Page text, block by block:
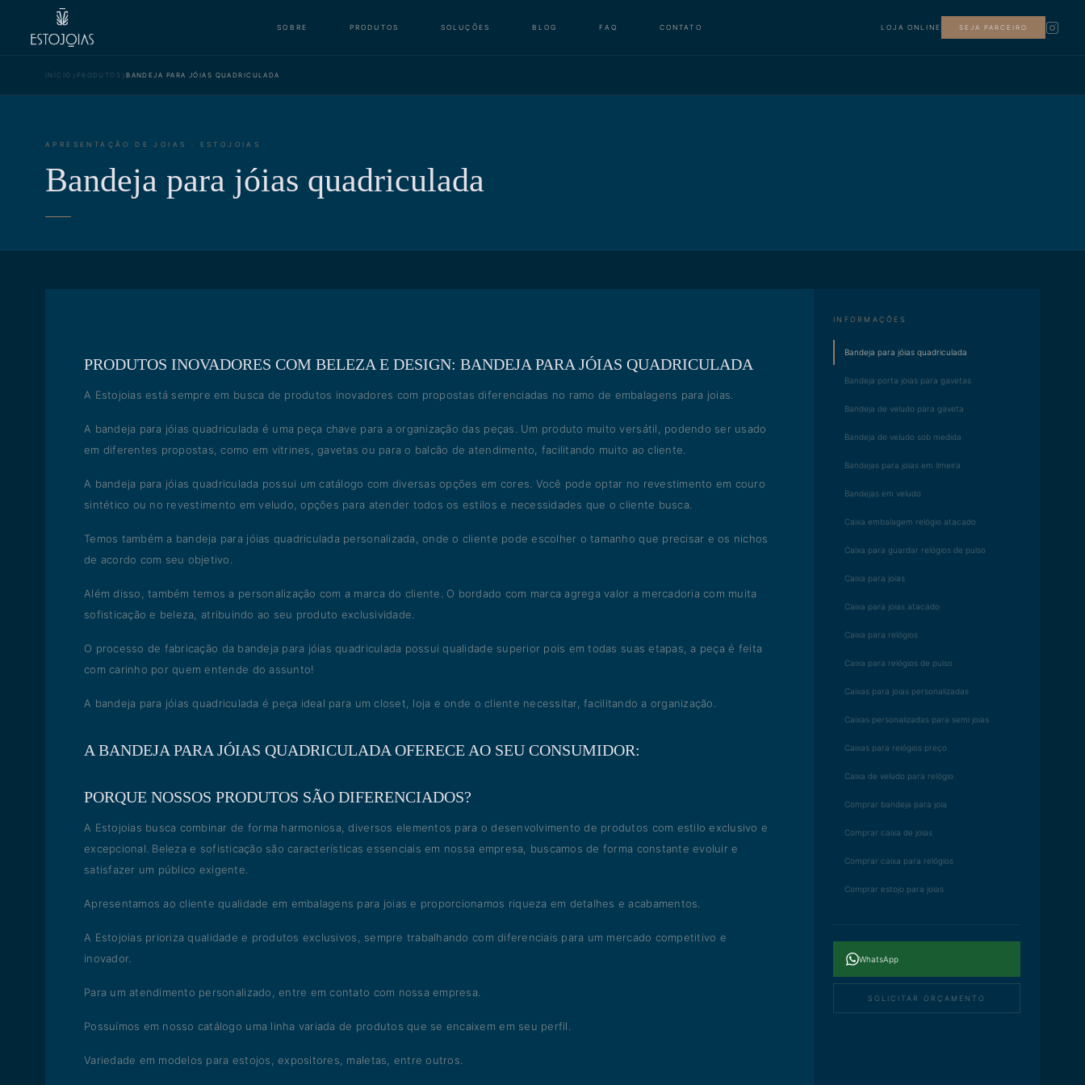
SOBRE PRODUTOS SOLUÇÕES BLOG FAQ CONTATO LOJA ONLINE SEJA PARCEIRO
INÍCIO › PRODUTOS ›BANDEJA PARA JÓIAS QUADRICULADA
APRESENTAÇÃO DE JOIAS · ESTOJOIAS
Bandeja para jóias quadriculada
PRODUTOS INOVADORES COM BELEZA E DESIGN: BANDEJA PARA JÓIAS QUADRICULADA
A Estojoias está sempre em busca de produtos inovadores com propostas diferenciadas no ramo de embalagens para joias.
A bandeja para jóias quadriculada é uma peça chave para a organização das peças. Um produto muito versátil, podendo ser usado
em diferentes propostas, como em vitrines, gavetas ou para o balcão de atendimento, facilitando muito ao cliente.
A bandeja para jóias quadriculada possui um catálogo com diversas opções em cores. Você pode optar no revestimento em couro
sintético ou no revestimento em veludo, opções para atender todos os estilos e necessidades que o cliente busca.
Temos também a bandeja para jóias quadriculada personalizada, onde o cliente pode escolher o tamanho que precisar e os nichos
de acordo com seu objetivo.
Além disso, também temos a personalização com a marca do cliente. O bordado com marca agrega valor a mercadoria com muita
sofisticação e beleza, atribuindo ao seu produto exclusividade.
O processo de fabricação da bandeja para jóias quadriculada possui qualidade superior pois em todas suas etapas, a peça é feita
com carinho por quem entende do assunto!
A bandeja para jóias quadriculada é peça ideal para um closet, loja e onde o cliente necessitar, facilitando a organização.
A BANDEJA PARA JÓIAS QUADRICULADA OFERECE AO SEU CONSUMIDOR:
PORQUE NOSSOS PRODUTOS SÃO DIFERENCIADOS?
A Estojoias busca combinar de forma harmoniosa, diversos elementos para o desenvolvimento de produtos com estilo exclusivo e
excepcional. Beleza e sofisticação são características essenciais em nossa empresa, buscamos de forma constante evoluir e
satisfazer um público exigente.
Apresentamos ao cliente qualidade em embalagens para joias e proporcionamos riqueza em detalhes e acabamentos.
A Estojoias prioriza qualidade e produtos exclusivos, sempre trabalhando com diferenciais para um mercado competitivo e
inovador.
Para um atendimento personalizado, entre em contato com nossa empresa.
Possuímos em nosso catálogo uma linha variada de produtos que se encaixem em seu perfil.
Variedade em modelos para estojos, expositores, maletas, entre outros.
INFORMAÇÕES
Bandeja para jóias quadriculada
Bandeja porta joias para gavetas
Bandeja de veludo para gaveta
Bandeja de veludo sob medida
Bandejas para joias em limeira
Bandejas em veludo
Caixa embalagem relógio atacado
Caixa para guardar relógios de pulso
Caixa para joias
Caixa para joias atacado
Caixa para relógios
Caixa para relógios de pulso
Caixas para joias personalizadas
Caixas personalizadas para semi joias
Caixas para relógios preço
Caixa de veludo para relógio
Comprar bandeja para joia
Comprar caixa de joias
Comprar caixa para relógios
Comprar estojo para joias
WhatsApp
SOLICITAR ORÇAMENTO